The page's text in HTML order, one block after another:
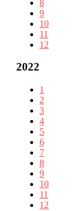
8
9
10
11
12
2022
1
2
3
4
5
6
7
8
9
10
11
12